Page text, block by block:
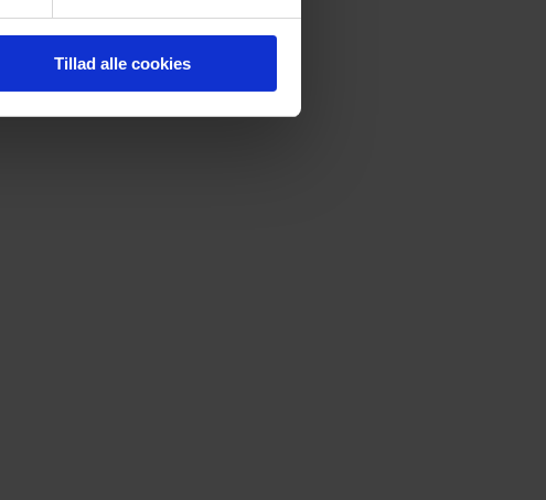
Tillad alle cookies